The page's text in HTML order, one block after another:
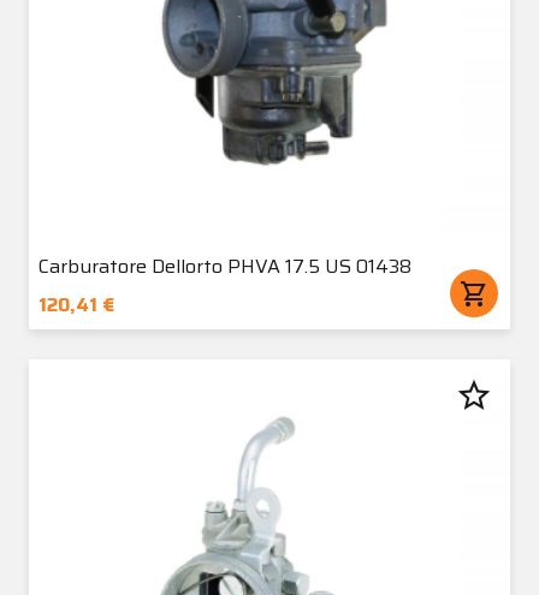
Carburatore Dellorto PHVA 17.5 US 01438
120,41 €
shopping_cart
star_border